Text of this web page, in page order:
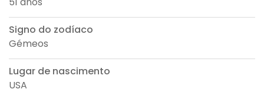
Signo do zodíaco
Gémeos
Lugar de nascimento
USA